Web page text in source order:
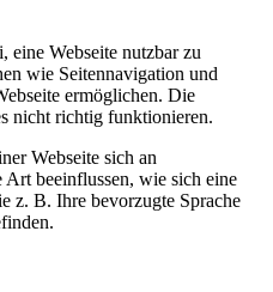
eine Webseite nutzbar zu
wie Seitennavigation und
ermöglichen. Die
nicht richtig funktionieren.
Webseite sich an
beeinflussen, wie sich eine
z. B. Ihre bevorzugte Sprache